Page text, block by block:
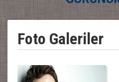
Foto Galeriler